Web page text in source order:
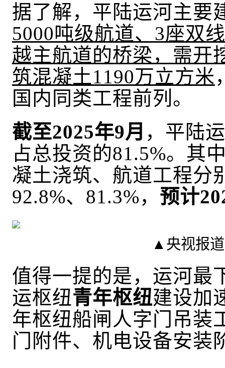
据了解，平陆运河主要
5000吨级航道、3座双
越主航道的桥梁，需开
筑混凝土1190万立方米
国内同类工程前列。
截至2025年9月 ， 平陆
占总投资的81.5%。其
凝土浇筑、航道工程分
92.8%、81.3%， 预计
▲央视报
值得一提的是，运河最
运枢纽青年枢纽建设加
年枢纽船闸人字门吊装
门附件、机电设备安装